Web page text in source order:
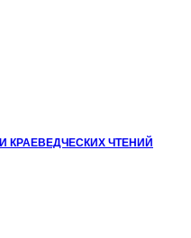
КРАЕВЕДЧЕСКИХ ЧТЕНИЙ